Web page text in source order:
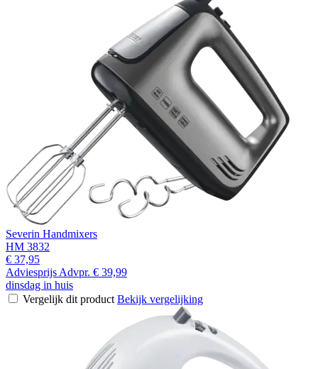
Severin Handmixers
HM 3832
€ 37,95
Adviesprijs Advpr. € 39,99
dinsdag in huis
Vergelijk dit product Bekijk vergelijking